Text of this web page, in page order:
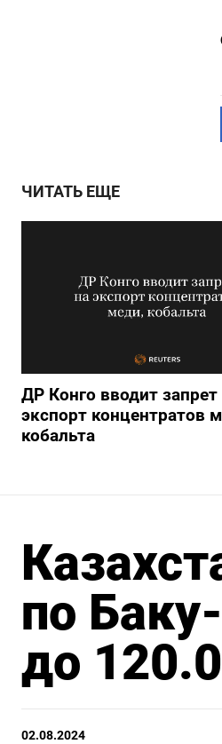
ЧИТАТЬ ЕЩЕ
ДР Конго вводит запрет
экспорт концентратов
кобальта
по
до
02.08.2024